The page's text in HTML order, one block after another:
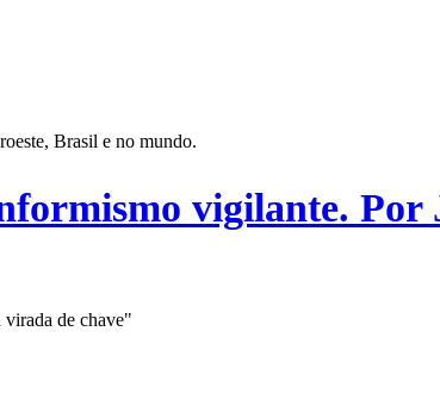
Brasil e no mundo.
vigilante. Por
virada de chave"